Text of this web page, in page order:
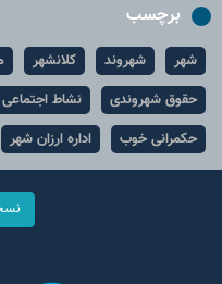
برچسب
شهر شهروند کلانشهر
حقوق شهروندی
نشاط اجتماعی
حکمرانی خوب
اداره ارزان شهر